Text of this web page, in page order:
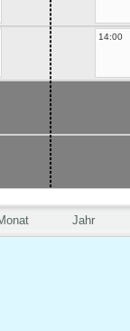
Jahr
14:00